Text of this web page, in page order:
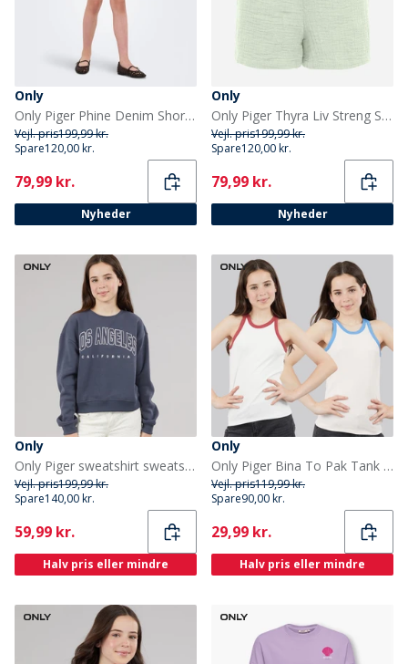
Only
Only Piger Phine Denim Shorts Light Blue Denim
Vejl. pris199,99 kr.
Spare120,00 kr.
Current
79,99 kr.
Nyheder
Only
Only Piger Thyra Liv Streng Shorts Aqua Foam
Vejl. pris199,99 kr.
Spare120,00 kr.
Current
79,99 kr.
Nyheder
Only
Only Piger sweatshirt sweatshirt Ombre Blue
Vejl. pris199,99 kr.
Spare140,00 kr.
Current
59,99 kr.
Halv pris eller mindre
Only
Only Piger Bina To Pak Tank Toppe Mauve Chalk
Vejl. pris119,99 kr.
Spare90,00 kr.
Current
29,99 kr.
Halv pris eller mindre